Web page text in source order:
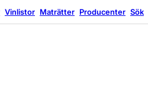
Vinlistor Maträtter Producenter Sök